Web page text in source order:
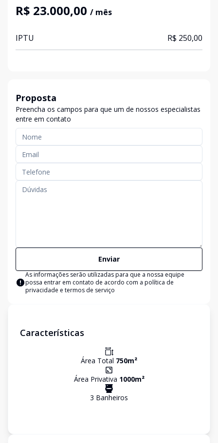
R$ 23.000,00 / mês
IPTU R$ 250,00
Proposta
Preencha os campos para que um de nossos especialistas
entre em contato
Enviar
As informações serão utilizadas para que a nossa equipe
possa entrar em contato de acordo com a política de
privacidade e termos de serviço
Características
Área Total 750m²
Área Privativa 1000m²
3 Banheiros